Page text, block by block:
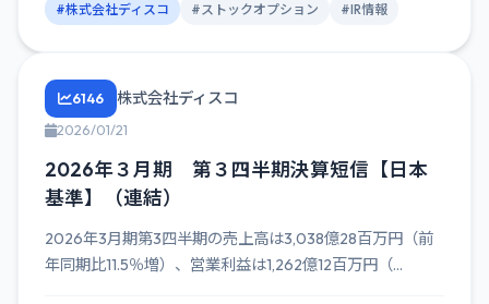
#株式会社ディスコ #ストックオプション #IR情報
6146 株式会社ディスコ
2026/01/21
2026年３月期 第３四半期決算短信【日本
基準】（連結）
2026年3月期第3四半期の売上高は3,038億28百万円（前
年同期比11.5％増）、営業利益は1,262億12百万円（...